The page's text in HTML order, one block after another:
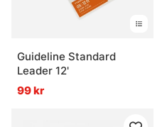
Guideline Standard
Leader 12'
99 kr